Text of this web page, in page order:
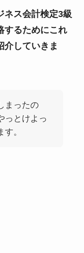
ネス会計検定3級
するためにこれ
介していきま
まったの
っとけよっ
。